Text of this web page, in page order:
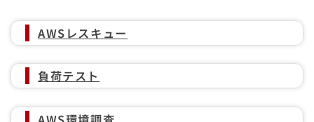
AWSレスキュー
負荷テスト